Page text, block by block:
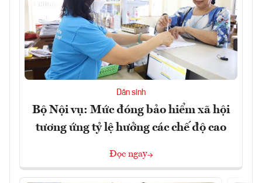
Dân sinh
Bộ Nội vụ: Mức đóng bảo hiểm xã hội
tương ứng tỷ lệ hưởng các chế độ cao
Đọc ngay